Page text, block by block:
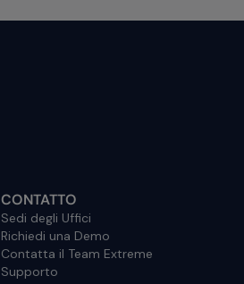
CONTATTO
Sedi degli Uffici
Richiedi una Demo
Contatta il Team Extreme
Supporto